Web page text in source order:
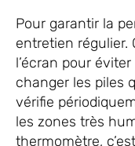
Pour garantir la
entretien régulier.
l’écran pour
changer les piles
vérifie
les zones très
thermomètre,